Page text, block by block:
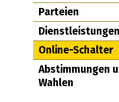
Parteien
Online-Schalter
Abstimmungen
Wahlen